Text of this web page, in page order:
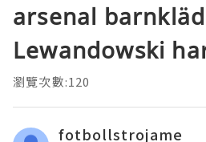
arsenal
Lewandowski
瀏覽次數:120
fotbollstrojame